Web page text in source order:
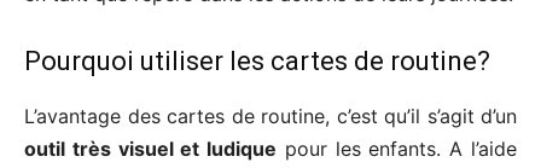
Pourquoi utiliser les cartes de routine?
L’avantage des cartes de routine, c’est qu’il s’agit d’un
outil très visuel et ludique pour les enfants. A l’aide